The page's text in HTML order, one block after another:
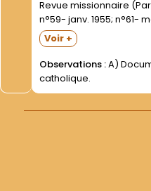
Revue missionnaire
n°59- janv. 1955; n°61-
enveloppe. Bulletin de
Missionnaires de
Belges et Français- de
Voir +
Observations :A)
catholique.